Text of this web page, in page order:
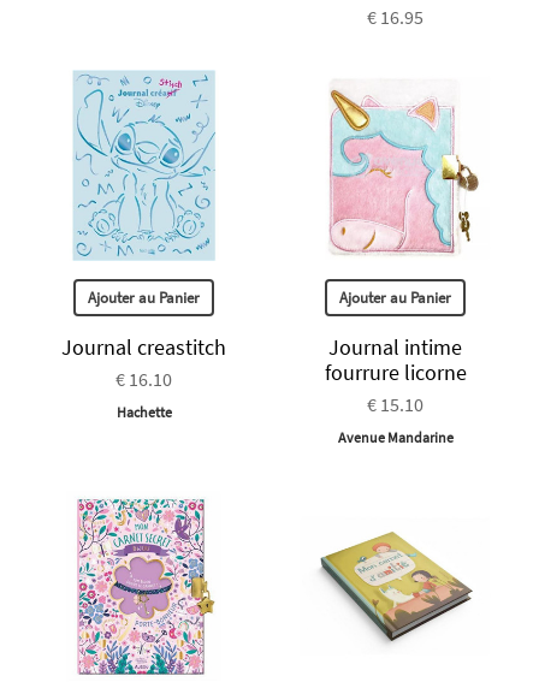
€ 16.95
Ajouter au Panier
Journal creastitch
€ 16.10
Hachette
Ajouter au Panier
Journal intime
fourrure licorne
€ 15.10
Avenue Mandarine